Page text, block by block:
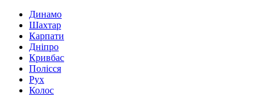
Динамо
Шахтар
Карпати
Дніпро
Кривбас
Полісся
Рух
Колос